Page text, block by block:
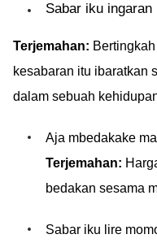
Sabar iku
Terjemahan:
kesabaran itu ibaratkan
dalam sebuah
Aja mbedakake
Terjemahan:
bedakan sesama
Sabar iku lire